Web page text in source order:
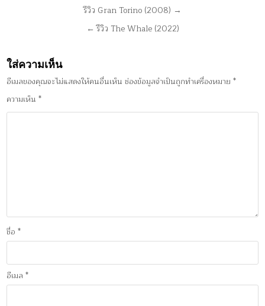
รีวิว Gran Torino (2008) →
← รีวิว The Whale (2022)
ใส่ความเห็น
อีเมลของคุณจะไม่แสดงให้คนอื่นเห็น ช่องข้อมูลจำเป็นถูกทำเครื่องหมาย*
ความเห็น*
ชื่อ*
อีเมล*